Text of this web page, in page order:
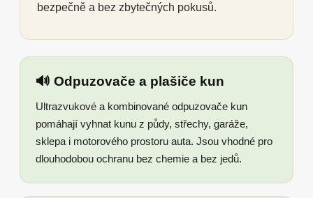
bezpečně a bez zbytečných pokusů.
🔊 Odpuzovače a plašiče kun
Ultrazvukové a kombinované odpuzovače kun
pomáhají vyhnat kunu z půdy, střechy, garáže,
sklepa i motorového prostoru auta. Jsou vhodné pro
dlouhodobou ochranu bez chemie a bez jedů.